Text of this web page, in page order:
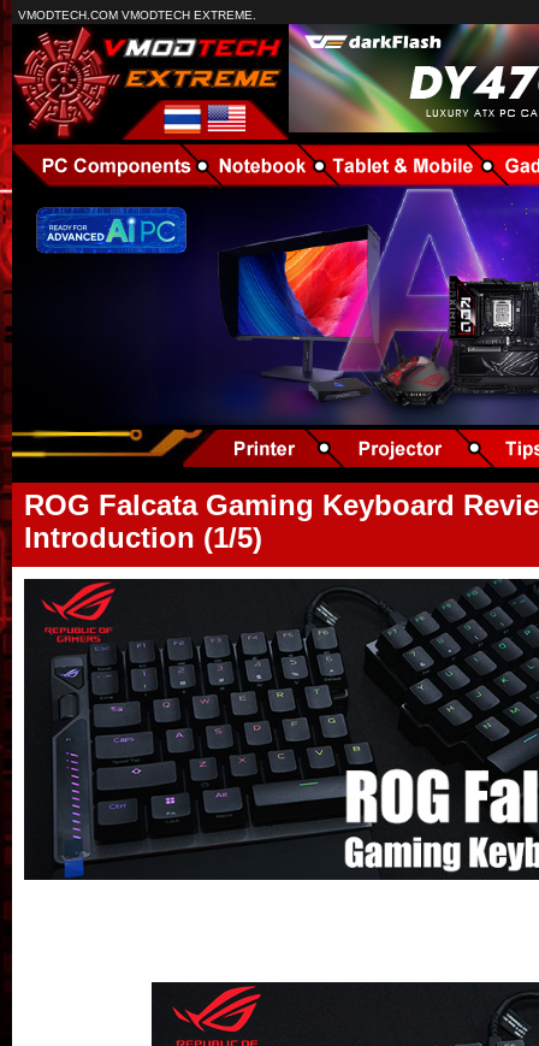
VMODTECH.COM VMODTECH EXTREME.
ROG Falcata Gaming Keyboard
Introduction (1/5)